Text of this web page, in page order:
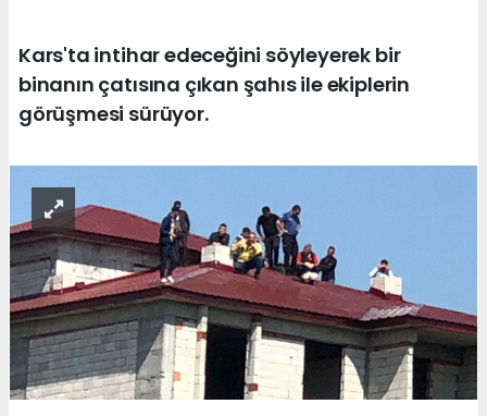
Kars'ta intihar edeceğini söyleyerek bir
binanın çatısına çıkan şahıs ile ekiplerin
görüşmesi sürüyor.